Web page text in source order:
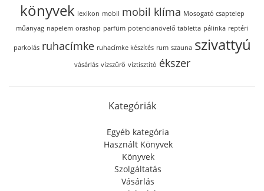
könyvek lexikon mobil mobil klíma Mosogató csaptelep
műanyag napelem orashop parfüm potencianövelő tabletta pálinka reptéri
parkolás ruhacímke ruhacímke készítés rum szauna szivattyú
vásárlás vízszűrő víztisztító ékszer
Kategóriák
Egyéb kategória
Használt Könyvek
Könyvek
Szolgáltatás
Vásárlás